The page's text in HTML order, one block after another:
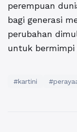
perempuan
bagi generasi
perubahan
untuk bermimpi
#kartini